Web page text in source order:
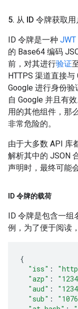
5. 从 ID 令牌获取
ID 令牌是一种 JWT
的 Base64 编码
前，对其进行验证
HTTPS 渠道直接
Google 进行身份
自 Google 并且有
用的其他组件，那
非常危险的。
由于大多数 API 库
解析其中的 JSON
声明时，最终可能
ID 令牌的载荷
ID 令牌是包含一组
例，为了便于阅读
{
"iss" :
"azp" :
"aud" :
"sub" :